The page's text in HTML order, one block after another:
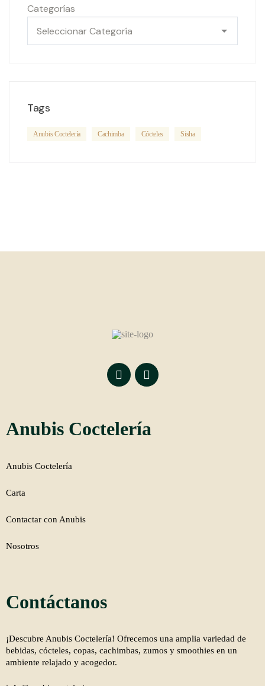
Categorías
Tags
Anubis Coctelería Cachimba Cócteles Sisha
Anubis Coctelería
Anubis Coctelería
Carta
Contactar con Anubis
Nosotros
Contáctanos
¡Descubre Anubis Coctelería! Ofrecemos una amplia variedad de
bebidas, cócteles, copas, cachimbas, zumos y smoothies en un
ambiente relajado y acogedor.